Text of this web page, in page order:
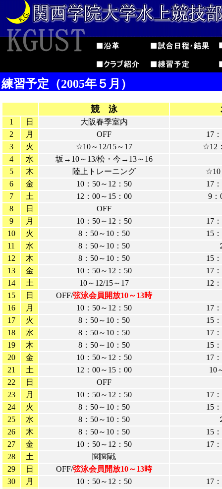
練習予定（2005年５月）
競 泳
1 日
大阪春季室内
2
月 OFF
17
3
火 ☆10～12/15～17
☆12
4
水
坂→10～13/松・今→13～16
5
木 陸上トレーニング
☆10
6
金 10：50～12：50
17
7
土 12：00～15：00
9：
8
日
OFF
9
月 10：50～12：50
17
10
火 8：50～10：50
15
11
水 8：50～10：50
12
木 8：50～10：50
15
13
金 10：50～12：50
17
14
土 10～12/15～17
12
15
日 OFF/弦泳会員開放10～13時
16
月 10：50～12：50
17
17
火 8：50～10：50
15
18
水 8：50～10：50
17
19
木 8：50～10：50
15
20
金 10：50～12：50
17
21
土 12：00～15：00
10
22
日
OFF
23
月 10：50～12：50
17
24
火 8：50～10：50
15
25
水 8：50～10：50
26
木 8：50～10：50
15
27
金 10：50～12：50
17
28
土
関関戦
29
日 OFF/弦泳会員開放10～13時
30
月 10：50～12：50
17